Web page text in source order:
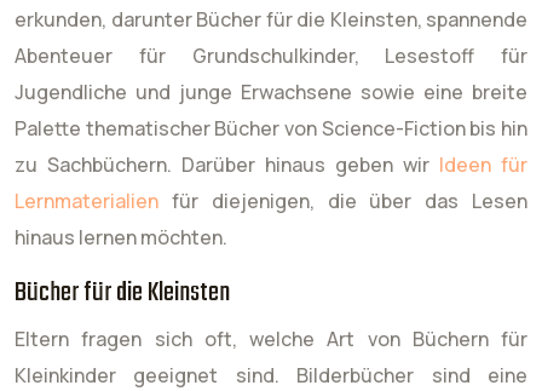
erkunden, darunter Bücher für die Kleinsten, spannende
Abenteuer für Grundschulkinder, Lesestoff für
Jugendliche und junge Erwachsene sowie eine breite
Palette thematischer Bücher von Science-Fiction bis hin
zu Sachbüchern. Darüber hinaus geben wir Ideen für
Lernmaterialien für diejenigen, die über das Lesen
hinaus lernen möchten.
Bücher für die Kleinsten
Eltern fragen sich oft, welche Art von Büchern für
Kleinkinder geeignet sind. Bilderbücher sind eine